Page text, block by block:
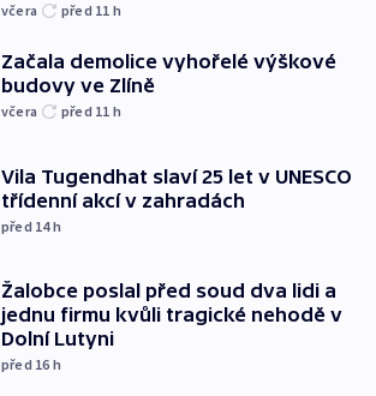
včera před 11 h
Začala demolice vyhořelé výškové
budovy ve Zlíně
včera před 11 h
Vila Tugendhat slaví 25 let v UNESCO
třídenní akcí v zahradách
před 14h
Žalobce poslal před soud dva lidi a
jednu firmu kvůli tragické nehodě v
Dolní Lutyni
před 16 h